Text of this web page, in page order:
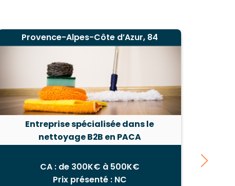
Provence-Alpes-Côte d’Azur, 84
Entreprise spécialisée dans le
nettoyage B2B en PACA
CA : de 300K€ à 500K€
Prix présenté : NC